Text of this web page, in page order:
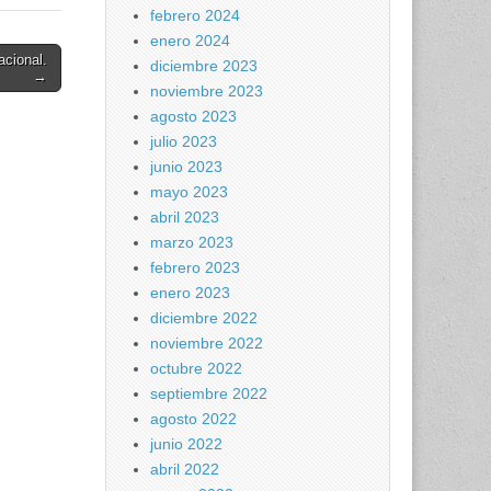
→
febrero 2024
enero 2024
diciembre 2023
noviembre 2023
agosto 2023
julio 2023
junio 2023
mayo 2023
abril 2023
marzo 2023
febrero 2023
enero 2023
diciembre 2022
noviembre 2022
octubre 2022
septiembre 2022
agosto 2022
junio 2022
abril 2022